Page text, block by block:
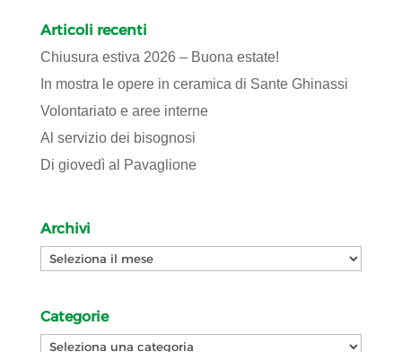
Articoli recenti
Chiusura estiva 2026 – Buona estate!
In mostra le opere in ceramica di Sante Ghinassi
Volontariato e aree interne
Al servizio dei bisognosi
Di giovedì al Pavaglione
Archivi
Archivi
Categorie
Categorie